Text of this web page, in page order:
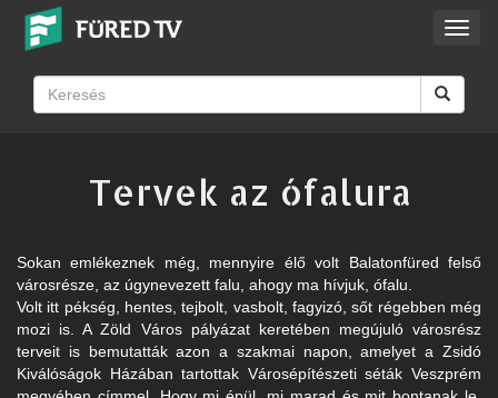
Tervek az ófalura
Sokan emlékeznek még, mennyire élő volt Balatonfüred felső
városrésze, az úgynevezett falu, ahogy ma hívjuk, ófalu.
Volt itt pékség, hentes, tejbolt, vasbolt, fagyizó, sőt régebben még
mozi is. A Zöld Város pályázat keretében megújuló városrész
terveit is bemutatták azon a szakmai napon, amelyet a Zsidó
Kiválóságok Házában tartottak Városépítészeti séták Veszprém